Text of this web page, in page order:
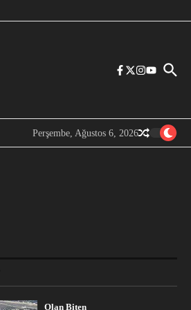
Perşembe, Ağustos 6, 2026
Olan Biten